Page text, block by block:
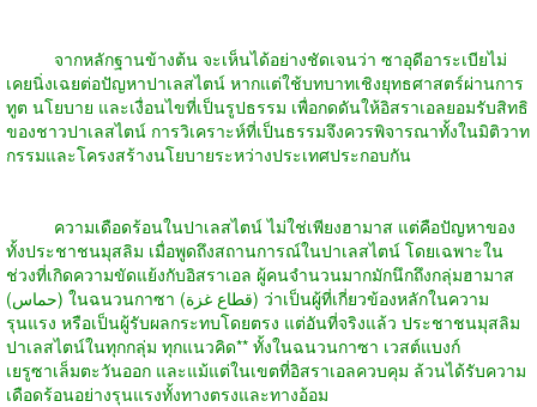
จากหลักฐานข้างต้น จะเห็นได้อย่างชัดเจนว่า ซาอุดีอาระเบียไม่
เคยนิ่งเฉยต่อปัญหาปาเลสไตน์ หากแต่ใช้บทบาทเชิงยุทธศาสตร์ผ่านการ
ทูต นโยบาย และเงื่อนไขที่เป็นรูปธรรม เพื่อกดดันให้อิสราเอลยอมรับสิทธิ
ของชาวปาเลสไตน์ การวิเคราะห์ที่เป็นธรรมจึงควรพิจารณาทั้งในมิติวาท
กรรมและโครงสร้างนโยบายระหว่างประเทศประกอบกัน
ความเดือดร้อนในปาเลสไตน์ ไม่ใช่เพียงฮามาส แต่คือปัญหาของ
ทั้งประชาชนมุสลิม เมื่อพูดถึงสถานการณ์ในปาเลสไตน์ โดยเฉพาะใน
ช่วงที่เกิดความขัดแย้งกับอิสราเอล ผู้คนจำนวนมากมักนึกถึงกลุ่มฮามาส
(حماس) ในฉนวนกาซา (قطاع غزة) ว่าเป็นผู้ที่เกี่ยวข้องหลักในความ
รุนแรง หรือเป็นผู้รับผลกระทบโดยตรง แต่อันที่จริงแล้ว ประชาชนมุสลิม
ปาเลสไตน์ในทุกกลุ่ม ทุกแนวคิด** ทั้งในฉนวนกาซา เวสต์แบงก์
เยรูซาเล็มตะวันออก และแม้แต่ในเขตที่อิสราเอลควบคุม ล้วนได้รับความ
เดือดร้อนอย่างรุนแรงทั้งทางตรงและทางอ้อม